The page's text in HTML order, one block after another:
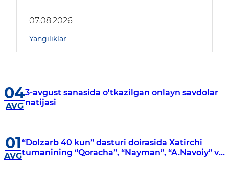
07.08.2026
Yangiliklar
04
AVG
3-avgust sanasida o'tkazilgan onlayn savdolar
natijasi
01
AVG
“Dolzarb 40 kun” dasturi doirasida Xatirchi
tumanining “Qoracha”, “Nayman”, “A.Navoiy” va